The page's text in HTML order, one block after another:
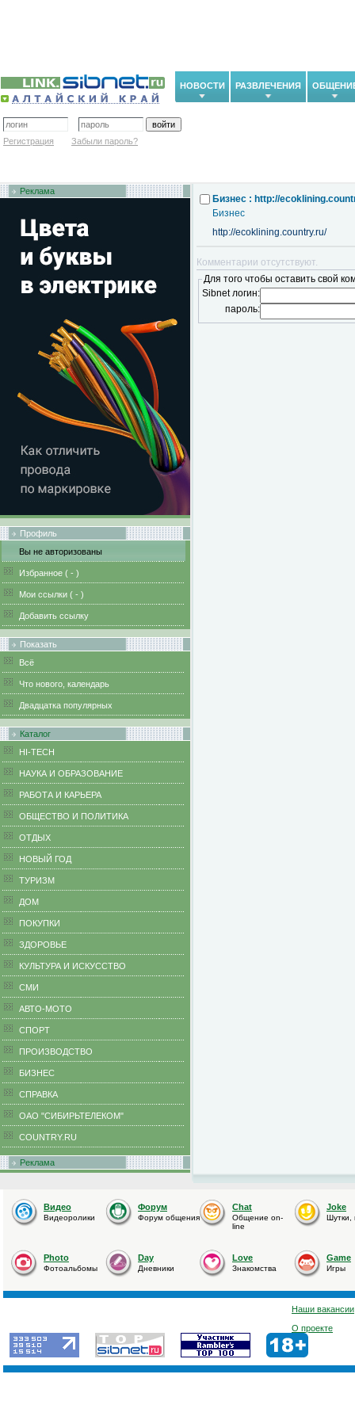
НОВОСТИ РАЗВЛЕЧЕНИЯ
Регистрация Забыли пароль?
Реклама
Профиль
Вы не авторизованы
Избранное ( - )
Мои ссылки ( - )
Добавить ссылку
Показать
Всё
Что нового, календарь
Двадцатка популярных
Каталог
HI-TECH
НАУКА И ОБРАЗОВАНИЕ
РАБОТА И КАРЬЕРА
ОБЩЕСТВО И ПОЛИТИКА
ОТДЫХ
НОВЫЙ ГОД
ТУРИЗМ
ДОМ
ПОКУПКИ
ЗДОРОВЬЕ
КУЛЬТУРА И ИСКУССТВО
СМИ
АВТО-МОТО
СПОРТ
ПРОИЗВОДСТВО
БИЗНЕС
CПРАВКА
ОАО "СИБИРЬТЕЛЕКОМ"
COUNTRY.RU
Реклама
Бизнес : http://
Бизнес
http://ecoklining.country.ru/
Комментарии отсутствуют.
Для того чтобы оставить свой
Sibnet логин:
пароль:
Видео
Видеоролики
Форум
Форум общения
Chat
Общение on-
line
Joke
Шутки,
Photo
Фотоальбомы
Day
Дневники
Love
Знакомства
Game
Игры
Наши вакансии
О проекте